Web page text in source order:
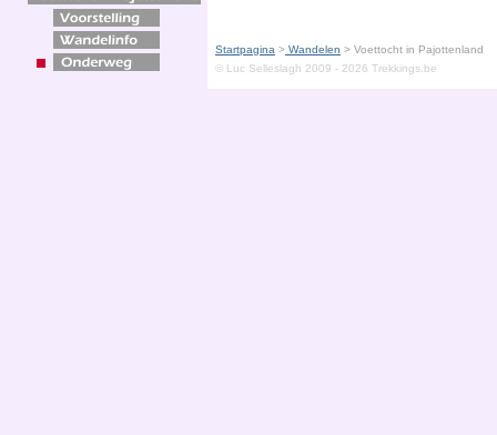
© Luc Selleslagh 2009 - 2026 Trekkings.be
Startpagina > Wandelen > Voettocht in Pajottenland